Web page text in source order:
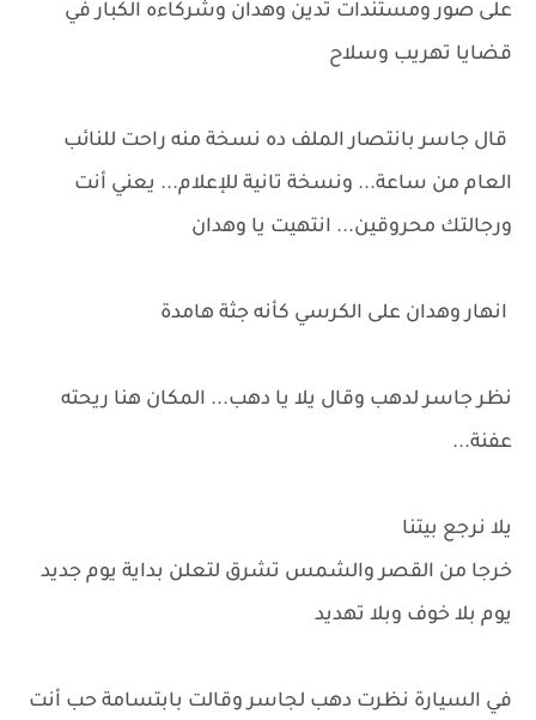
على صور ومستندات تدين وهدان وشركاءه الكبار في
قضايا تهريب وسلاح
قال جاسر بانتصار الملف ده نسخة منه راحت للنائب
العام من ساعة... ونسخة تانية للإعلام... يعني أنت
ورجالتك محروقين... انتهيت يا وهدان
انهار وهدان على الكرسي كأنه جثة هامدة
نظر جاسر لدهب وقال يلا يا دهب... المكان هنا ريحته
عفنة...
يلا نرجع بيتنا
خرجا من القصر والشمس تشرق لتعلن بداية يوم جديد
يوم بلا خوف وبلا تهديد
في السيارة نظرت دهب لجاسر وقالت بابتسامة حب أنت